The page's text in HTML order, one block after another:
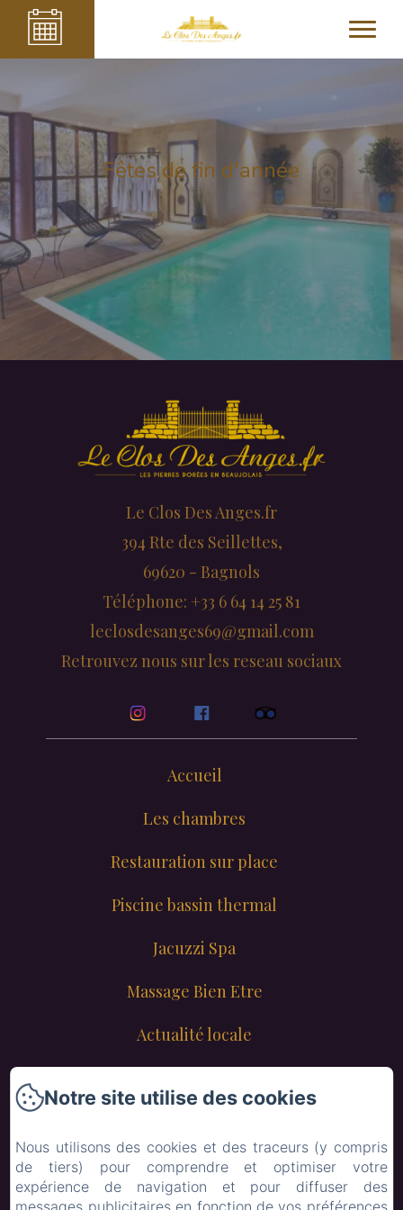
Fêtes de fin d'année
Le Clos Des Anges.fr
394 Rte des Seillettes,
69620 - Bagnols
Téléphone: +33 6 64 14 25 81
leclosdesanges69@gmail.com
Retrouvez nous sur les reseau sociaux
Accueil
Les chambres
Restauration sur place
Piscine bassin thermal
Jacuzzi Spa
Massage Bien Etre
Actualité locale
Mail
Notre site utilise des cookies
Nous utilisons des cookies et des traceurs (y compris
de tiers) pour comprendre et optimiser votre
expérience de navigation et pour diffuser des
messages publicitaires en fonction de vos préférences